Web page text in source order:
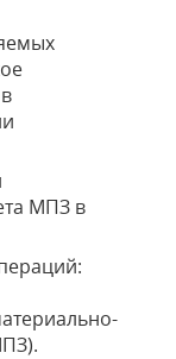
МПЗ в